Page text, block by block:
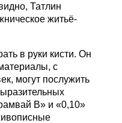
Татлин
житьё-
в руки кисти. Он
с
могут послужить
В» и «0,10»